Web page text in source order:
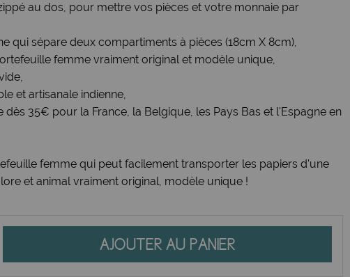
au dos, pour mettre vos pièces et votre monnaie par
qui sépare deux compartiments à pièces (18cm X 8cm),
femme vraiment original et modèle unique,
et artisanale indienne,
dès 35€ pour la France, la Belgique, les Pays Bas et l'Espagne en
femme qui peut facilement transporter les papiers d'une
et animal vraiment original, modèle unique !
AJOUTER AU PANIER